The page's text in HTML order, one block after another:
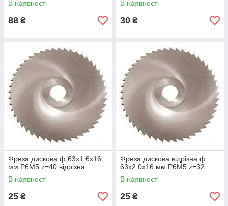
В наявності
88 ₴
В наявності
30 ₴
Фреза дискова ф 63х1.6х16
мм Р6М5 z=40 відрізна
В наявності
25 ₴
Фреза дискова відрізна ф
63х2.0х16 мм Р6М5 z=32
В наявності
25 ₴